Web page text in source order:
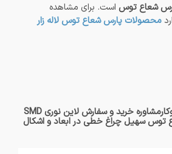
شعاع توس است. برای مشاهده
محصولات پارس شعاع توس لاله زار
انواع چراغ های خطی روکارمشاوره خرید و سفارش لاین نوری SMD
شعاع توس سهیل چراغ خطی در ابعاد و اشکال